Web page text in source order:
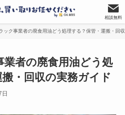
相談無料
ック事業者の廃食用油どう処理する？保管・運搬・回
者の廃食用油どう処
・回収の実務ガイド